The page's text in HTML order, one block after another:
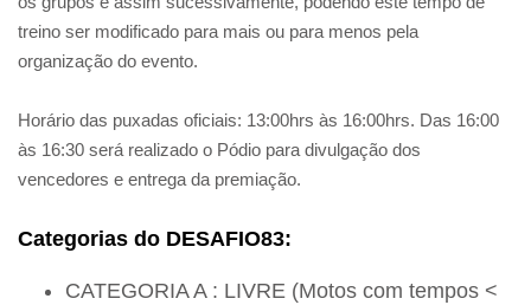
treino ser modificado para mais ou para menos pela
organização do evento.
Horário das puxadas oficiais: 13:00hrs às 16:00hrs. Das 16:00
às 16:30 será realizado o Pódio para divulgação dos
vencedores e entrega da premiação.
Categorias do DESAFIO83:
CATEGORIA A : LIVRE (Motos com tempos <